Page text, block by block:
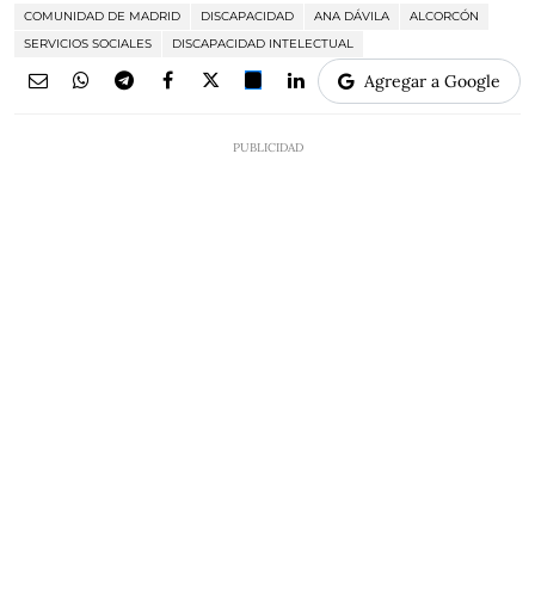
COMUNIDAD DE MADRID DISCAPACIDAD ANA DÁVILA
ALCORCÓN
SERVICIOS SOCIALES
DISCAPACIDAD INTELECTUAL
Agregar a Google